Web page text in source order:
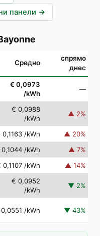
панели →
Средно
спрямо
днес
€ 0,0973
/kWh
—
€ 0,0988
/kWh
▲ 2%
0,1163 /kWh ▲ 20%
/kWh ▲ 7%
0,1107 /kWh ▲ 14%
€ 0,0952
/kWh
▼ 2%
/kWh ▼ 43%